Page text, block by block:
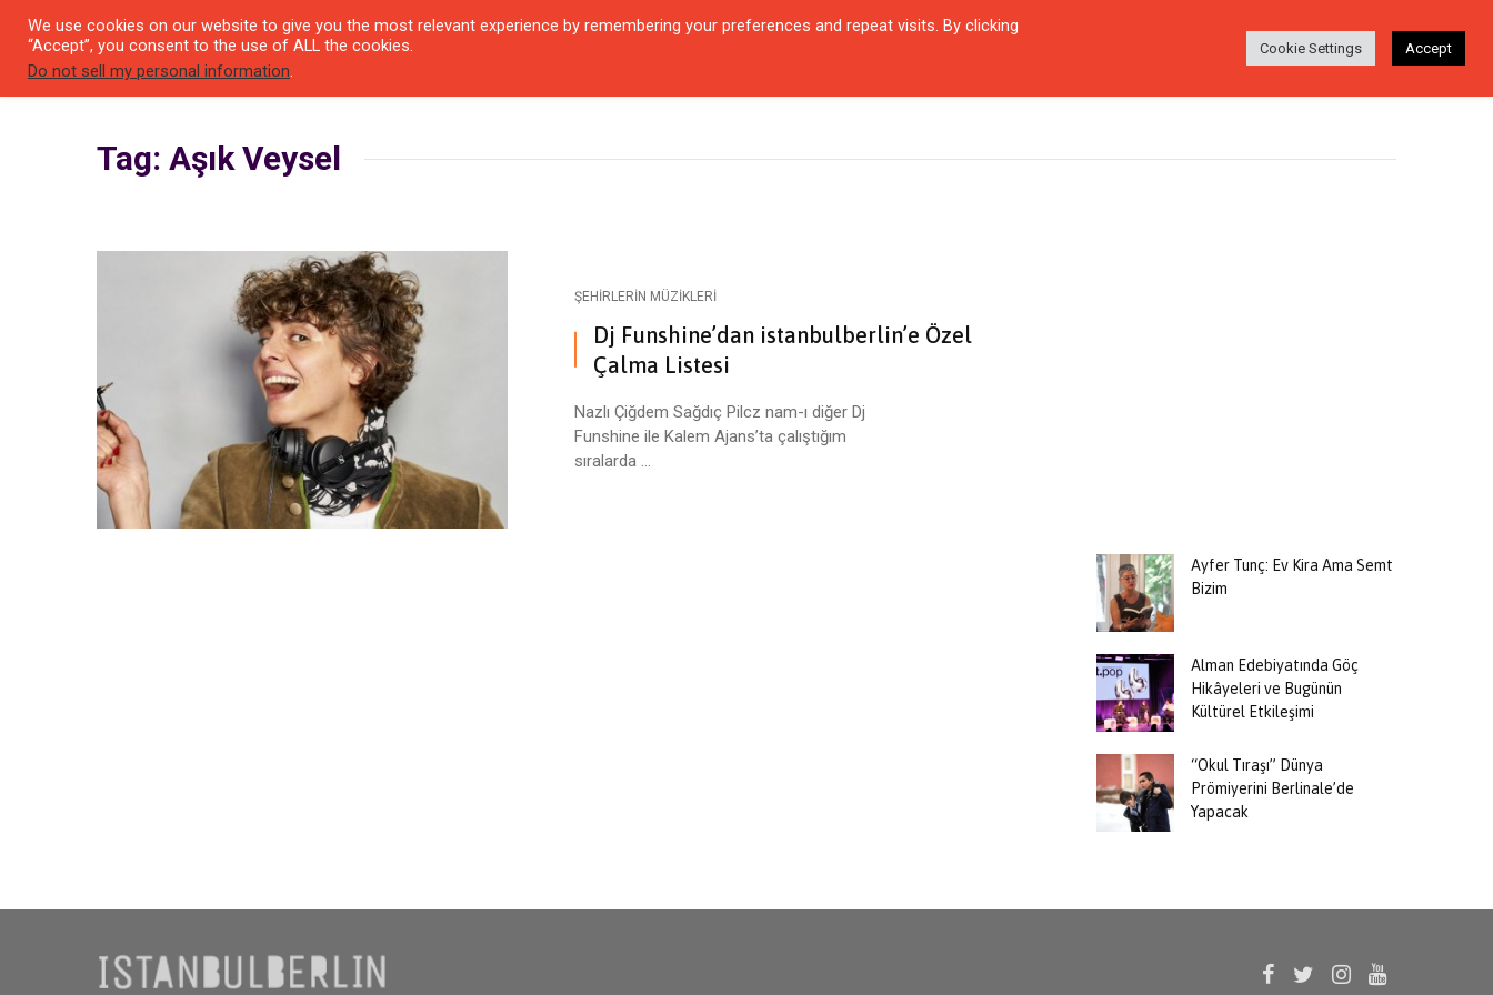
SEYIR QUARTIER KARŞILAŞMALAR ZAMANIN İÇINDEN SÖYLEŞI Login Ara
Tag: Aşık Veysel
ŞEHIRLERIN MÜZIKLERI
Dj Funshine’dan istanbulberlin’e Özel
Çalma Listesi
Nazlı Çiğdem Sağdıç Pilcz nam-ı diğer Dj
Funshine ile Kalem Ajans’ta çalıştığım
sıralarda ...
Ayfer Tunç: Ev Kira Ama Semt
Bizim
Alman Edebiyatında Göç
Hikâyeleri ve Bugünün
Kültürel Etkileşimi
“Okul Tıraşı” Dünya
Prömiyerini Berlinale’de
Yapacak
We use cookies on our website to give you the most relevant experience by remembering your preferences and repeat visits. By clicking
“Accept”, you consent to the use of ALL the cookies.
Do not sell my personal information.
Cookie Settings Accept